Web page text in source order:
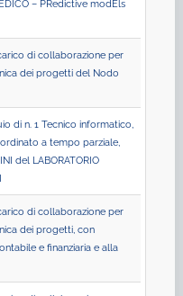
– PRedictive modEls
di collaborazione per
dei progetti del Nodo
di n. 1 Tecnico informatico,
a tempo parziale,
del LABORATORIO
di collaborazione per
dei progetti, con
e finanziaria e alla